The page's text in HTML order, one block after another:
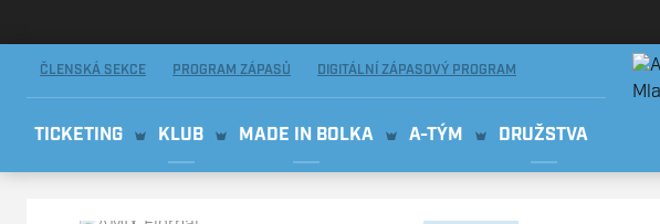
ČLENSKÁ SEKCE PROGRAM ZÁPASŮ DIGITÁLNÍ ZÁPASOVÝ PROGRAM
TICKETING KLUB MADE IN BOLKA A-TÝM DRUŽSTVA